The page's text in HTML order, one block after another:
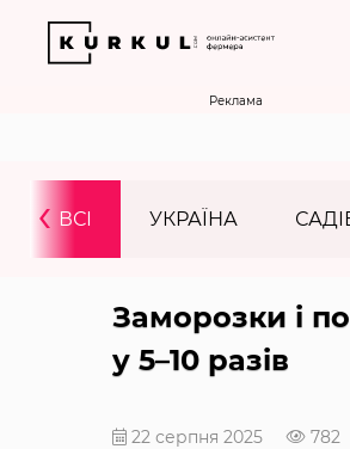
Реклама
ВСІ УКРАЇНА
‹
Заморозки і
у 5–10 разів
22 серпня 2025 782